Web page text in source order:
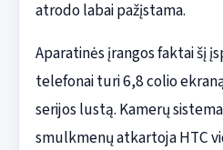
atrodo labai pažįstama.
Aparatinės įrangos faktai šį
telefonai turi 6,8 colio
serijos lustą. Kamerų
smulkmenų atkartoja HTC